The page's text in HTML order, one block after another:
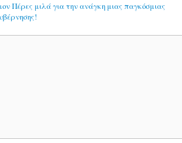
Πέρες μιλά για την ανάγκη μιας παγκόσμιας